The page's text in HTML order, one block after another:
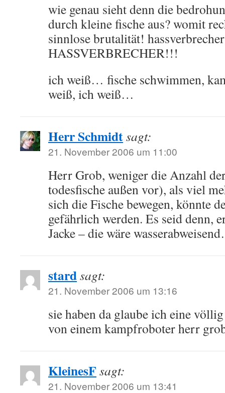
wie genau sieht denn die
durch kleine fische aus? womit
sinnlose brutalität!
HASSVERBRECHER!!!
ich weiß… fische schwimmen,
weiß, ich weiß…
Herr Schmidtsagt:
21. November 2006 um 11:00
Herr Grob, weniger die Anzahl
todesfische außen vor), als viel
sich die Fische bewegen, könnte
gefährlich werden. Es seid denn,
Jacke – die wäre
stardsagt:
21. November 2006 um 13:16
sie haben da glaube ich eine
von einem kampfroboter herr
KleinesF sagt:
21. November 2006 um 13:41